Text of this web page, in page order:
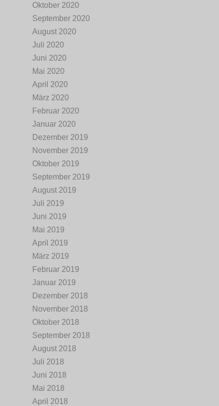
Oktober 2020
September 2020
August 2020
Juli 2020
Juni 2020
Mai 2020
April 2020
März 2020
Februar 2020
Januar 2020
Dezember 2019
November 2019
Oktober 2019
September 2019
August 2019
Juli 2019
Juni 2019
Mai 2019
April 2019
März 2019
Februar 2019
Januar 2019
Dezember 2018
November 2018
Oktober 2018
September 2018
August 2018
Juli 2018
Juni 2018
Mai 2018
April 2018